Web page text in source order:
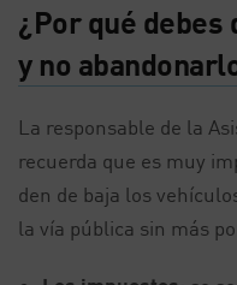
¿Por qué debes
y no
La responsable de la
recuerda que es muy
den de baja los
la vía pública sin más